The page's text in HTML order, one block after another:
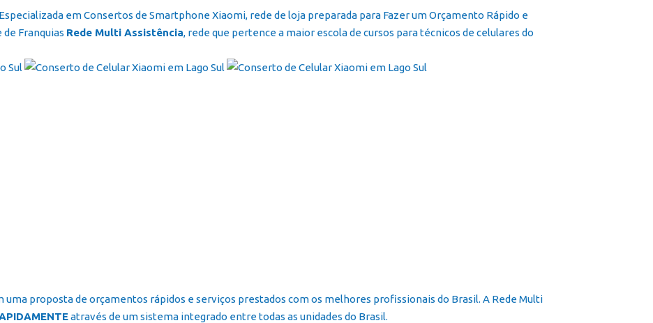
em Consertos de Smartphone Xiaomi, rede de loja preparada para Fazer um Orçamento Rápido e
Franquias Rede Multi Assistência, rede que pertence a maior escola de cursos para técnicos de celulares do
uma proposta de orçamentos rápidos e serviços prestados com os melhores profissionais do Brasil. A Rede Multi
através de um sistema integrado entre todas as unidades do Brasil.